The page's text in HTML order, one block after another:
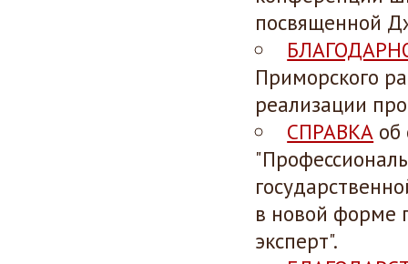
посвященной
Приморского
реализации
СПРАВКА
в новой форме
эксперт".